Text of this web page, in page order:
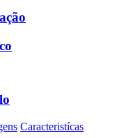
Caracteristícas